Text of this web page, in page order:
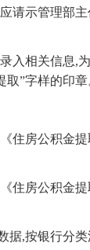
请示管理部
入相关信息,
”字样的印章
住房公积金
住房公积金
据,按银行分